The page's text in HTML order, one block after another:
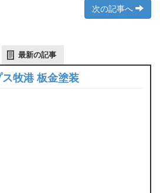
次の記事へ
最新の記事
牧港 板金塗装